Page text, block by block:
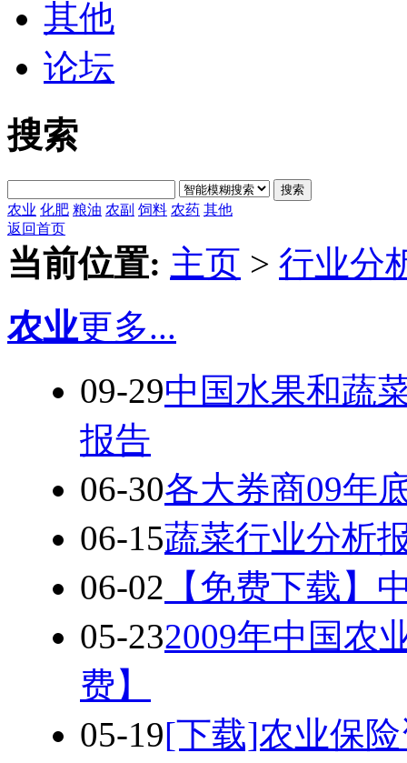
其他
论坛
搜索
搜索
农业 化肥 粮油 农副 饲料 农药 其他
返回首页
当前位置: 主页 > 行业分
农业更多...
09-29中国水果和蔬
报告
06-30各大券商09年
06-15蔬菜行业分析
06-02 【免费下载】
05-232009年中国农
费】
05-19[下载]农业保